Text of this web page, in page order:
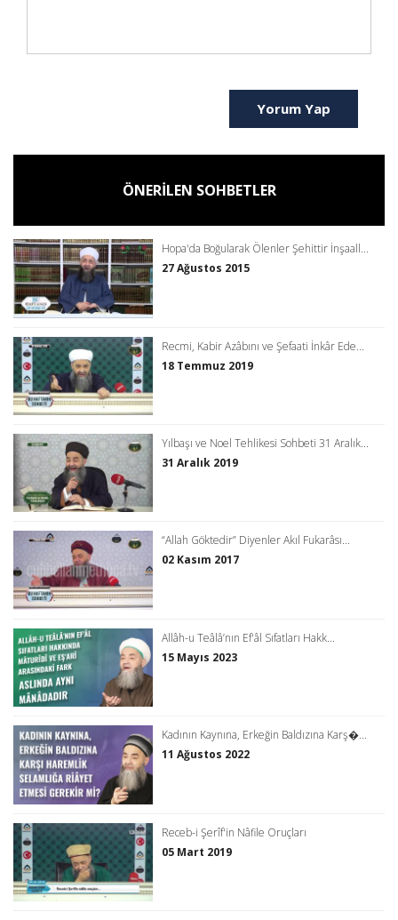
Yorum Yap
ÖNERİLEN SOHBETLER
Hopa'da Boğularak Ölenler Şehittir İnşaall...
27 Ağustos 2015
Recmi, Kabir Azâbını ve Şefaati İnkâr Ede...
18 Temmuz 2019
Yılbaşı ve Noel Tehlikesi Sohbeti 31 Aralık...
31 Aralık 2019
“Allah Göktedir” Diyenler Akıl Fukarâsı...
02 Kasım 2017
Allâh-u Teâlâ’nın Ef'âl Sıfatları Hakk...
15 Mayıs 2023
Kadının Kaynına, Erkeğin Baldızına Karş�...
11 Ağustos 2022
Receb-i Şerîf'in Nâfile Oruçları
05 Mart 2019